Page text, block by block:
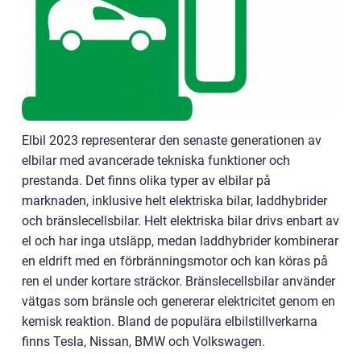
Elbil 2023 representerar den senaste generationen av
elbilar med avancerade tekniska funktioner och
prestanda. Det finns olika typer av elbilar på
marknaden, inklusive helt elektriska bilar, laddhybrider
och bränslecellsbilar. Helt elektriska bilar drivs enbart av
el och har inga utsläpp, medan laddhybrider kombinerar
en eldrift med en förbränningsmotor och kan köras på
ren el under kortare sträckor. Bränslecellsbilar använder
vätgas som bränsle och genererar elektricitet genom en
kemisk reaktion. Bland de populära elbilstillverkarna
finns Tesla, Nissan, BMW och Volkswagen.